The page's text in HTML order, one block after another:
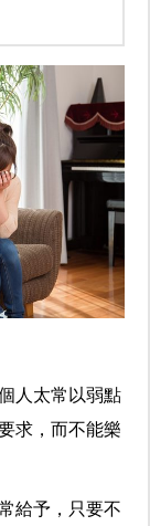
人太常以弱點
求，而不能樂
給予，只要不